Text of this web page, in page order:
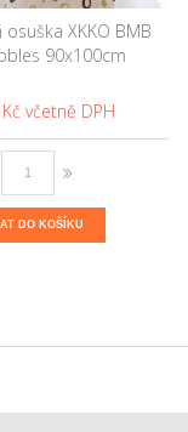
XKKO BMB
90x100cm
DO KOŠÍKU